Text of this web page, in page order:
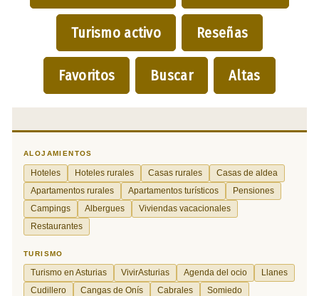
Turismo activo Reseñas
Favoritos Buscar Altas